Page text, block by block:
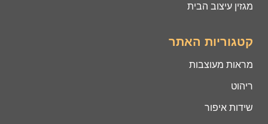
מגזין עיצוב הבית
קטגוריות האתר
מראות מעוצבות
ריהוט
שידות איפור